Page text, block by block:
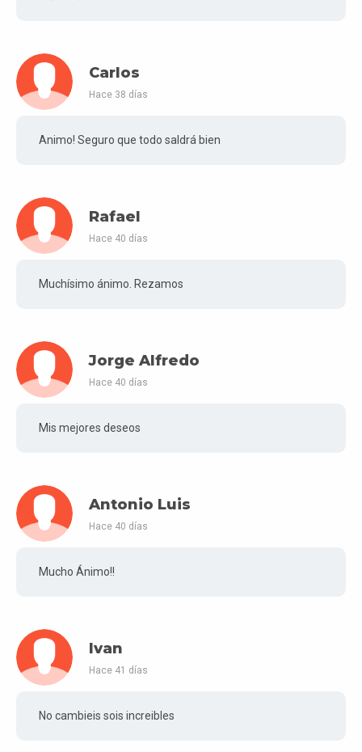
Carlos
Hace 38 días
Animo! Seguro que todo saldrá bien
Rafael
Hace 40 días
Muchísimo ánimo. Rezamos
Jorge Alfredo
Hace 40 días
Mis mejores deseos
Antonio Luis
Hace 40 días
Mucho Ánimo!!
Ivan
Hace 41 días
No cambieis sois increibles